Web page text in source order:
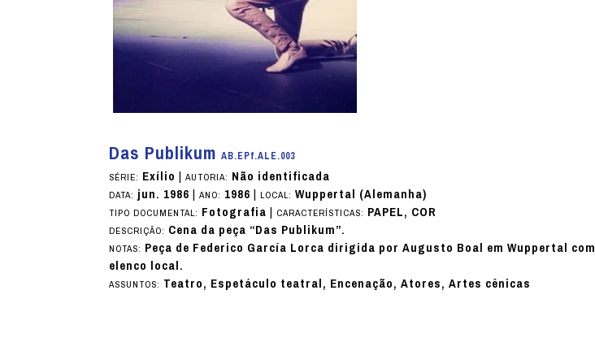
Das PublikumAB.EPf.ALE.003
SÉRIE: Exílio |AUTORIA: Não identificada
DATA:jun. 1986|ANO: 1986|LOCAL:Wuppertal (Alemanha)
TIPO DOCUMENTAL: Fotografia| CARACTERÍSTICAS: PAPEL, COR
DESCRIÇÃO: Cena da peça “Das Publikum”.
NOTAS: Peça de Federico García Lorca dirigida por Augusto Boal em Wuppertal com
elenco local.
ASSUNTOS: Teatro, Espetáculo teatral, Encenação, Atores, Artes cênicas